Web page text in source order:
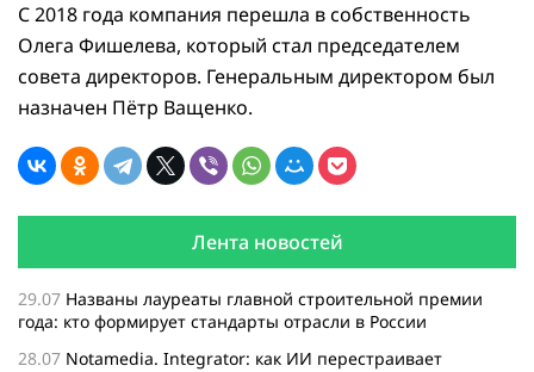
С 2018 года компания перешла в собственность
Олега Фишелева, который стал председателем
совета директоров. Генеральным директором был
назначен Пётр Ващенко.
Лента новостей
29.07 Названы лауреаты главной строительной премии
года: кто формирует стандарты отрасли в России
28.07 Notamedia. Integrator: как ИИ перестраивает